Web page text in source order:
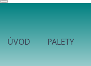
ÚVOD PALETY